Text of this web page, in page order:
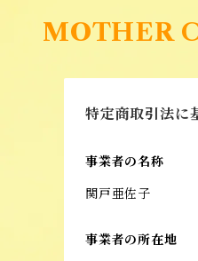
MOTHER
特定商取引法に
事業者の名称
関戸亜佐子
事業者の所在地